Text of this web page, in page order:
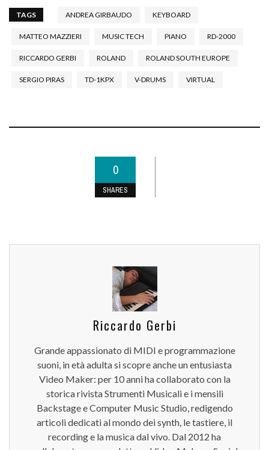
TAGS ANDREA GIRBAUDO KEYBOARD
MATTEO MAZZIERI MUSIC TECH PIANO RD-2000
RICCARDO GERBI ROLAND ROLAND SOUTH EUROPE
SERGIO PIRAS TD-1KPX V-DRUMS VIRTUAL
0
SHARES
Riccardo Gerbi
Grande appassionato di MIDI e programmazione
suoni, in età adulta si scopre anche un entusiasta
Video Maker: per 10 anni ha collaborato con la
storica rivista Strumenti Musicali e i mensili
Backstage e Computer Music Studio, redigendo
articoli dedicati al mondo dei synth, le tastiere, il
recording e la musica dal vivo. Dal 2012 ha